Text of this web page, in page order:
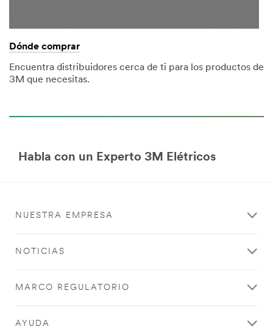
Dónde comprar
Encuentra distribuidores cerca de ti para los productos de
3M que necesitas.
Habla con un Experto 3M Elétricos
NUESTRA EMPRESA
NOTICIAS
MARCO REGULATORIO
AYUDA